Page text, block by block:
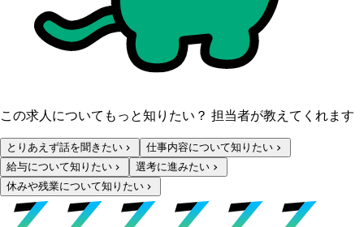
この求人についてもっと知りたい？ 担当者が教えてくれます
とりあえず話を聞きたい
仕事内容について知りたい
給与について知りたい
選考に進みたい
休みや残業について知りたい